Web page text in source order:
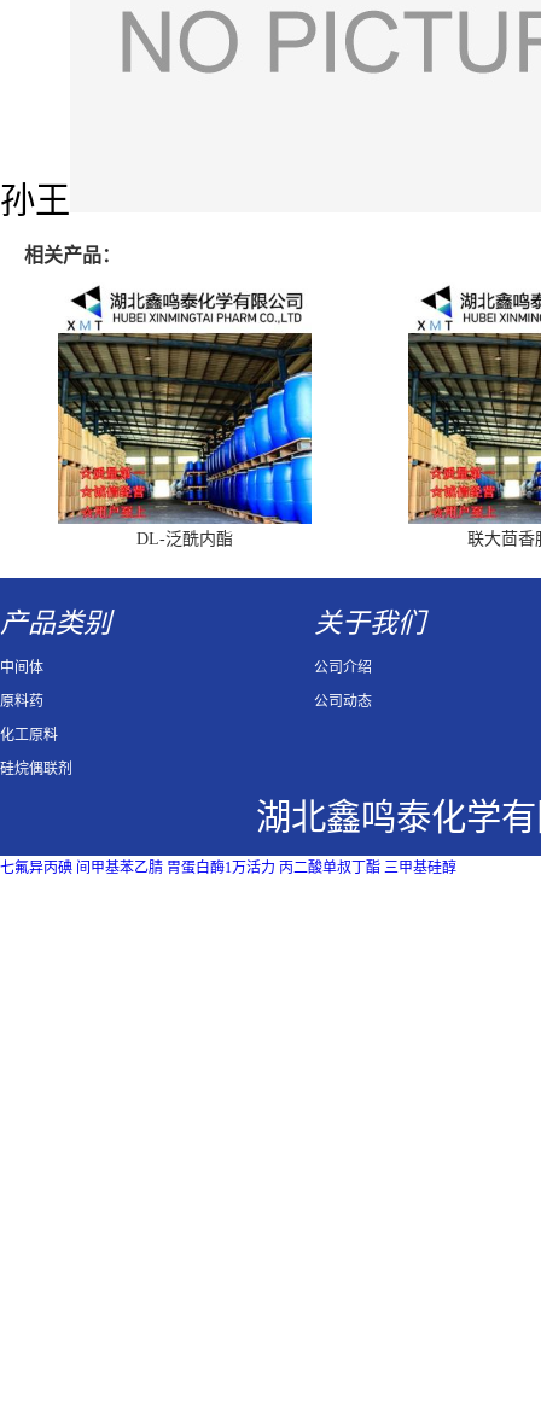
孙王
相关产品：
DL-泛酰内酯 联大茴香
产品类别
中间体
原料药
化工原料
硅烷偶联剂
关于我们
公司介绍
公司动态
湖北鑫鸣泰化学
七氟异丙碘 间甲基苯乙腈 胃蛋白酶1万活力 丙二酸单叔丁酯 三甲基硅醇